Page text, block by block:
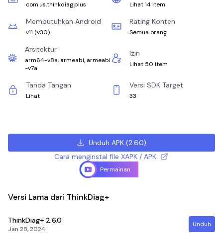
com.us.thinkdiag.plus Lihat 14 item
Membutuhkan Android
v11 (v30)
Rating Konten
Semua orang
Arsitektur
arm64-v8a, armeabi, armeabi
-v7a
Izin
Lihat 50 item
Tanda Tangan
Lihat
Versi SDK Target
33
Unduh APK(2.6.0)
Cara menginstal file XAPK / APK
Permainan
Versi Lama dari ThinkDiag+
ThinkDiag+ 2.6.0
Jan 28, 2024
Unduh